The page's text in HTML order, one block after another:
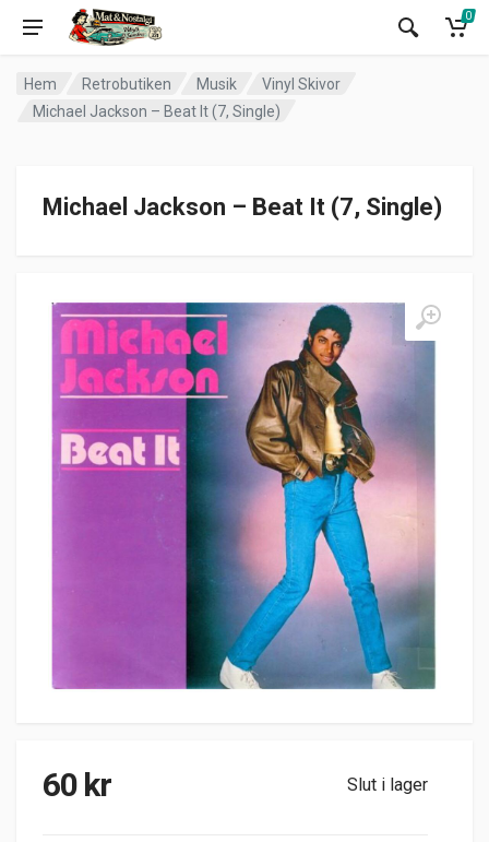
0
Hem Retrobutiken Musik
Vinyl Skivor
Michael Jackson – Beat It (7, Single)
Michael Jackson – Beat It (7, Single)
60 kr Slut i lager